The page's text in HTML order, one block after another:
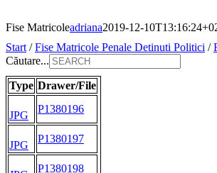
Fise Matricoleadriana2019-12-
Start /Fise Matricole Penale Detinuti Politici /
Căutare...
Type Drawer/File
JPG
P1380196
JPG
P1380197
P1380198